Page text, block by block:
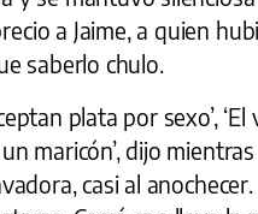
a Jaime, a quien
saberlo chulo.
plata por sexo’,
maricón’, dijo
casi al